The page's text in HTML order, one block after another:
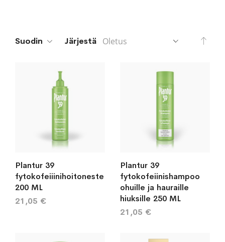
Suodin Järjestä
Plantur 39
fytokofeiiinihoitoneste
200 ML
21,05 €
Plantur 39
fytokofeiinishampoo
ohuille ja hauraille
hiuksille 250 ML
21,05 €